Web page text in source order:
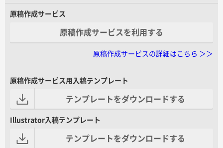
原稿作成サービス
原稿作成サービスを利用する
原稿作成サービスの詳細はこちら ＞＞
原稿作成サービス用入稿テンプレート
テンプレートをダウンロードする
Illustrator入稿テンプレート
テンプレートをダウンロードする